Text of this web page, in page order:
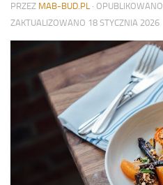
PRZEZ MAB-BUD.PL · OPUBLIKOWANO
ZAKTUALIZOWANO 18 STYCZNIA 2026